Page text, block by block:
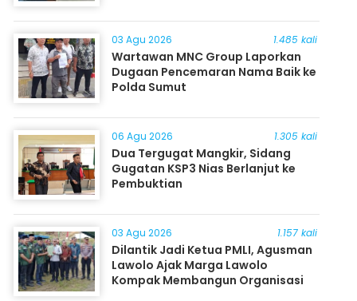
03 Agu 2026 1.485 kali
Wartawan MNC Group Laporkan
Dugaan Pencemaran Nama Baik ke
Polda Sumut
06 Agu 2026 1.305 kali
Dua Tergugat Mangkir, Sidang
Gugatan KSP3 Nias Berlanjut ke
Pembuktian
03 Agu 2026 1.157 kali
Dilantik Jadi Ketua PMLI, Agusman
Lawolo Ajak Marga Lawolo
Kompak Membangun Organisasi